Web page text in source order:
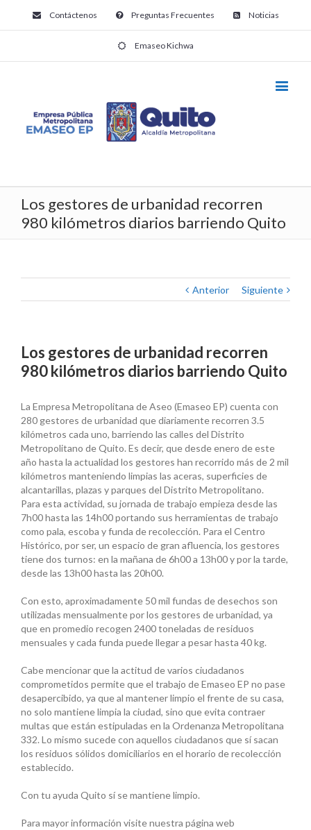
Contáctenos Preguntas Frecuentes Noticias
Emaseo Kichwa
Los gestores de urbanidad recorren
980 kilómetros diarios barriendo Quito
Anterior Siguiente
Los gestores de urbanidad recorren
980 kilómetros diarios barriendo Quito
La Empresa Metropolitana de Aseo (Emaseo EP) cuenta con
280 gestores de urbanidad que diariamente recorren 3.5
kilómetros cada uno, barriendo las calles del Distrito
Metropolitano de Quito. Es decir, que desde enero de este
año hasta la actualidad los gestores han recorrido más de 2 mil
kilómetros manteniendo limpias las aceras, superficies de
alcantarillas, plazas y parques del Distrito Metropolitano.
Para esta actividad, su jornada de trabajo empieza desde las
7h00 hasta las 14h00 portando sus herramientas de trabajo
como pala, escoba y funda de recolección. Para el Centro
Histórico, por ser, un espacio de gran afluencia, los gestores
tiene dos turnos: en la mañana de 6h00 a 13h00 y por la tarde,
desde las 13h00 hasta las 20h00.
Con esto, aproximadamente 50 mil fundas de desechos son
utilizadas mensualmente por los gestores de urbanidad, ya
que en promedio recogen 2400 toneladas de residuos
mensuales y cada funda puede llegar a pesar hasta 40 kg.
Cabe mencionar que la actitud de varios ciudadanos
comprometidos permite que el trabajo de Emaseo EP no pase
desapercibido, ya que al mantener limpio el frente de su casa,
no solo mantiene limpia la ciudad, sino que evita contraer
multas que están estipuladas en la Ordenanza Metropolitana
332. Lo mismo sucede con aquellos ciudadanos que sí sacan
los residuos sólidos domiciliarios en el horario de recolección
establecido.
Con tu ayuda Quito sí se mantiene limpio.
Para mayor información visite nuestra página web